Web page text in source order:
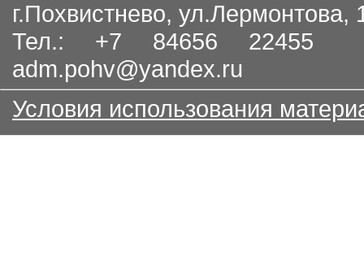
г.Похвистнево, ул.Лермонтова,
Тел.: +7 84656
adm.pohv@yandex.ru
Условия использования